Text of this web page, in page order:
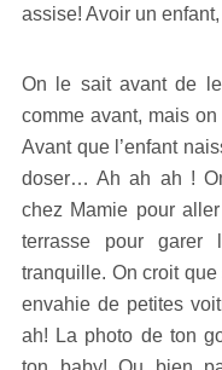
assise! Avoir un
On le sait avant de
comme avant, mais
Avant que l’enfant
doser… Ah ah ah !
chez Mamie pour
terrasse pour garer
tranquille. On croit
envahie de petites
ah! La photo de ton